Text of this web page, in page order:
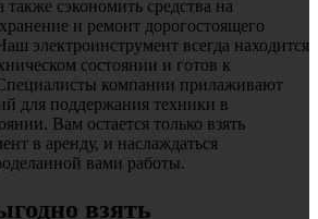
также сэкономить средства на
и ремонт дорогостоящего
электроинструмент всегда находится
состоянии и готов к
компании прилаживают
для поддержания техники в
Вам остается только взять
в аренду, и наслаждаться
вами работы.
взять